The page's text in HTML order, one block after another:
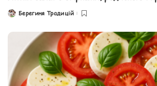
PostedБерегиня Традицій